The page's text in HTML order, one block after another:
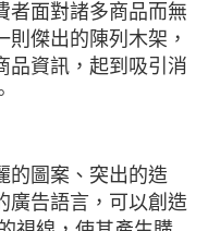
者面對諸多商品而無
傑出的陳列木架，
品資訊，起到吸引消
的圖案、突出的造
廣告語言，可以創造